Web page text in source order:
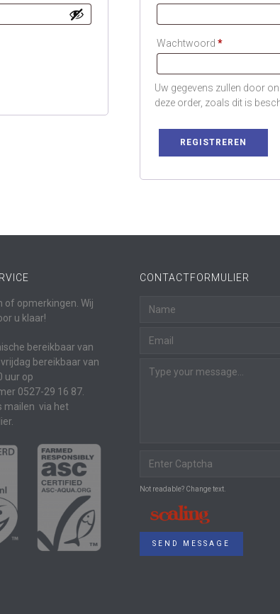
Wachtwoord *Vereist
Uw gegevens zullen door
deze order, zoals dit is
REGISTREREN
of opmerkingen. Wij
u klaar!
bereikbaar van
bereikbaar van
uur op
0527-29 16 87.
mailen via het
CONTACTFORMULIER
Not readable? Change text.
SEND MESSAGE